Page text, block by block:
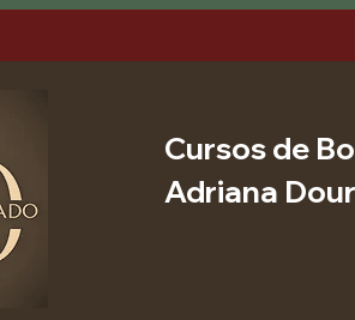
Cursos de
Adriana